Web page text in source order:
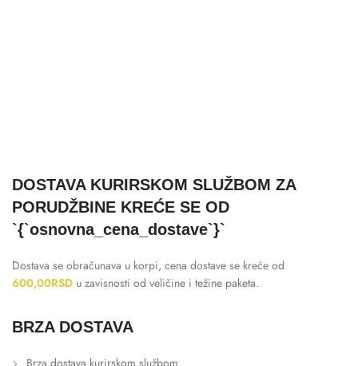
DOSTAVA KURIRSKOM SLUŽBOM ZA
PORUDŽBINE KREĆE SE OD
`{`osnovna_cena_dostave`}`
Dostava se obračunava u korpi, cena dostave se kreće od
600,00RSD u zavisnosti od veličine i težine paketa.
BRZA DOSTAVA